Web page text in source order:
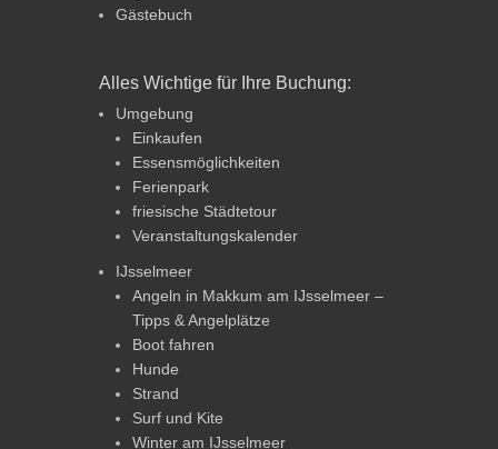
Gästebuch
Alles Wichtige für Ihre Buchung:
Umgebung
Einkaufen
Essensmöglichkeiten
Ferienpark
friesische Städtetour
Veranstaltungskalender
IJsselmeer
Angeln in Makkum am IJsselmeer –
Tipps & Angelplätze
Boot fahren
Hunde
Strand
Surf und Kite
Winter am IJsselmeer